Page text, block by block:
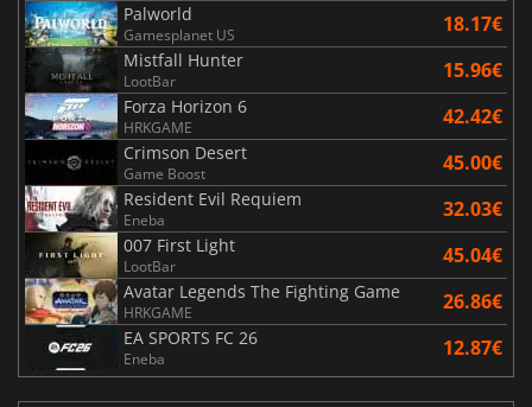
Palworld
Gamesplanet US 18.17€
Mistfall Hunter
LootBar 15.96€
Forza Horizon 6
HRKGAME 42.42€
Crimson Desert
Game Boost 45.00€
Resident Evil Requiem
Eneba 32.03€
007 First Light
LootBar 45.04€
Avatar Legends The Fighting Game
HRKGAME 26.86€
EA SPORTS FC 26
Eneba 12.87€